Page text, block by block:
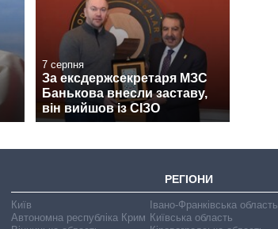
7 серпня
За ексдержсекретаря МЗС
Банькова внесли заставу,
він вийшов із СІЗО
РЕГІОНИ
Київ
Автономна республіка Крим
Івано-Франківська область
Київська область